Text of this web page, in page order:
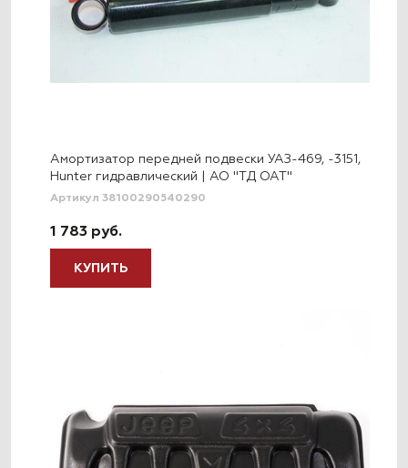
Амортизатор передней подвески УАЗ-469, -3151,
Hunter гидравлический | АО "ТД ОАТ"
Артикул 38100290540290
1 783 руб.
КУПИТЬ